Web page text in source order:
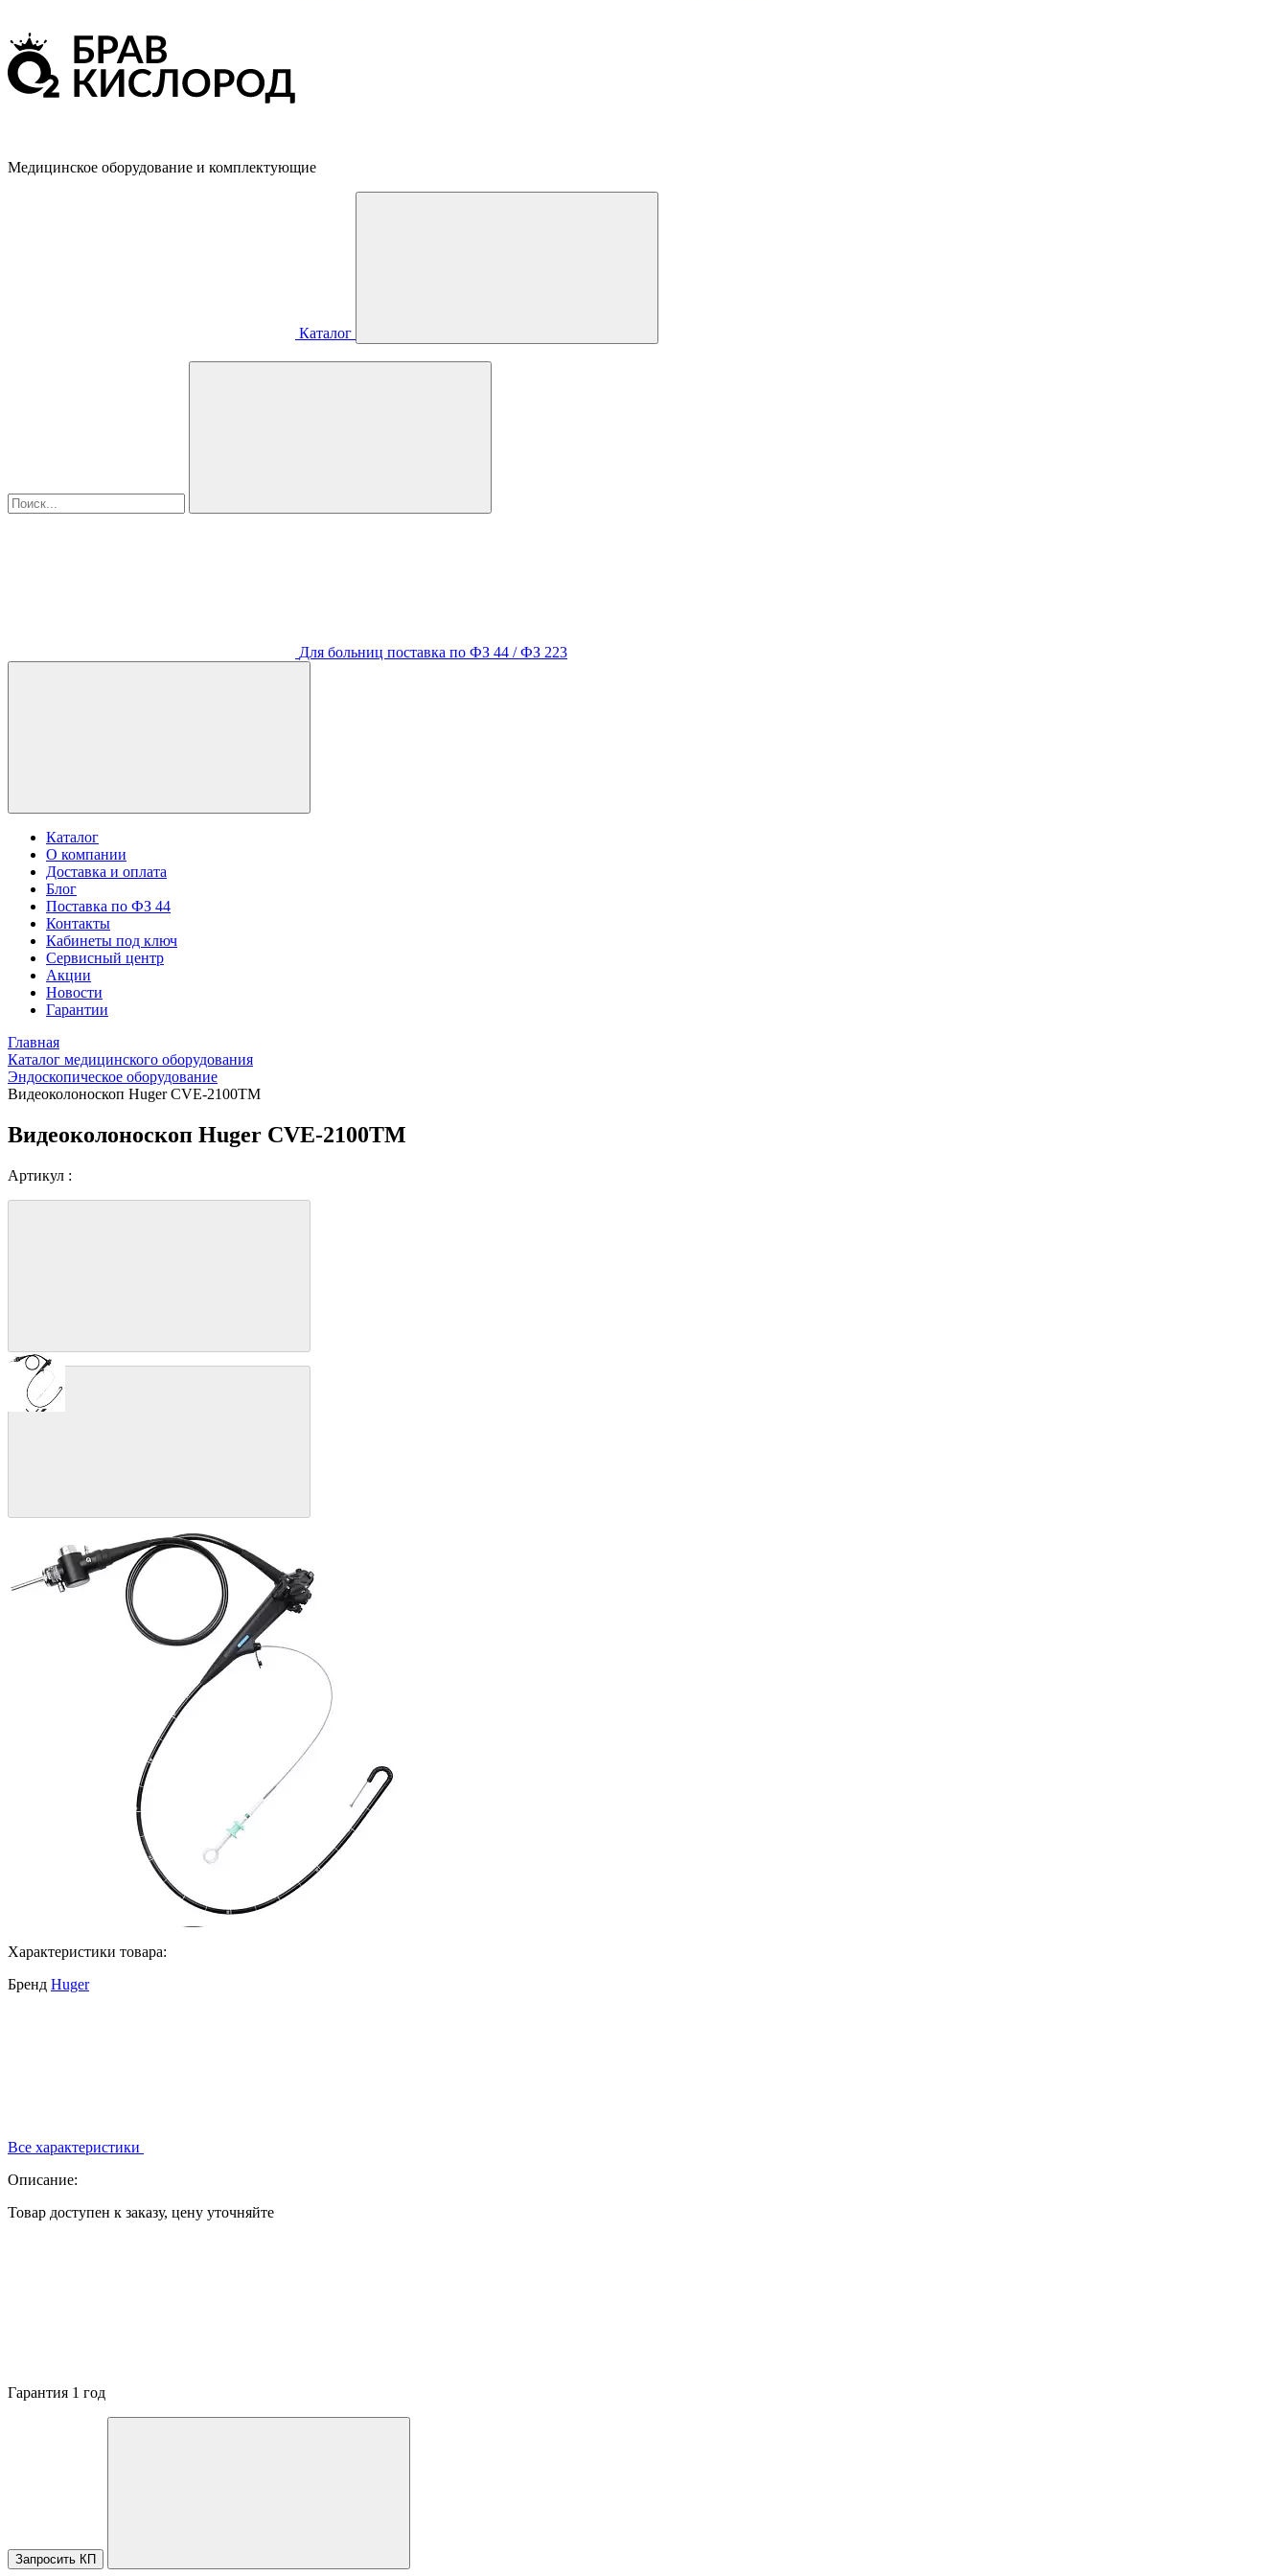
Медицинское оборудование и комплектующие
Каталог
Для больниц поставка по ФЗ 44 / ФЗ 223
Каталог
О компании
Доставка и оплата
Блог
Поставка по ФЗ 44
Контакты
Кабинеты под ключ
Сервисный центр
Акции
Новости
Гарантии
Главная
Каталог медицинского оборудования
Эндоскопическое оборудование
Видеоколоноскоп Huger CVE-2100ТМ
Видеоколоноскоп Huger CVE-2100ТМ
Артикул :
Характеристики товара:
Бренд Huger
Все характеристики
Описание:
Товар доступен к заказу, цену уточняйте
Гарантия 1 год
Запросить КП